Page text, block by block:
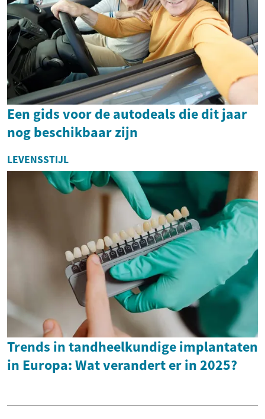
Een gids voor de autodeals die dit jaar
nog beschikbaar zijn
LEVENSSTIJL
Trends in tandheelkundige implantaten
in Europa: Wat verandert er in 2025?